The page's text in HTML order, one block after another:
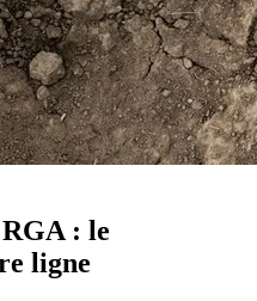
: le
ligne